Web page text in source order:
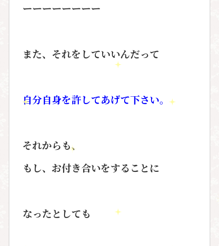
ーーーーーーーー
また、それをしていいんだって
自分自身を許してあげて下さい。
それからも、
もし、お付き合いをすることに
なったとしても